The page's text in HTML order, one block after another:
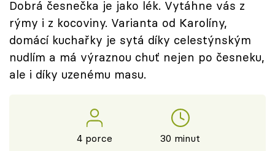
Sledujte prima+
Přihlášení
Dobrá česnečka je jako lék. Vytáhne vás z
rýmy i z kocoviny. Varianta od Karolíny,
domácí kuchařky je sytá díky celestýnským
nudlím a má výraznou chuť nejen po česneku,
ale i díky uzenému masu.
4 porce 30 minut